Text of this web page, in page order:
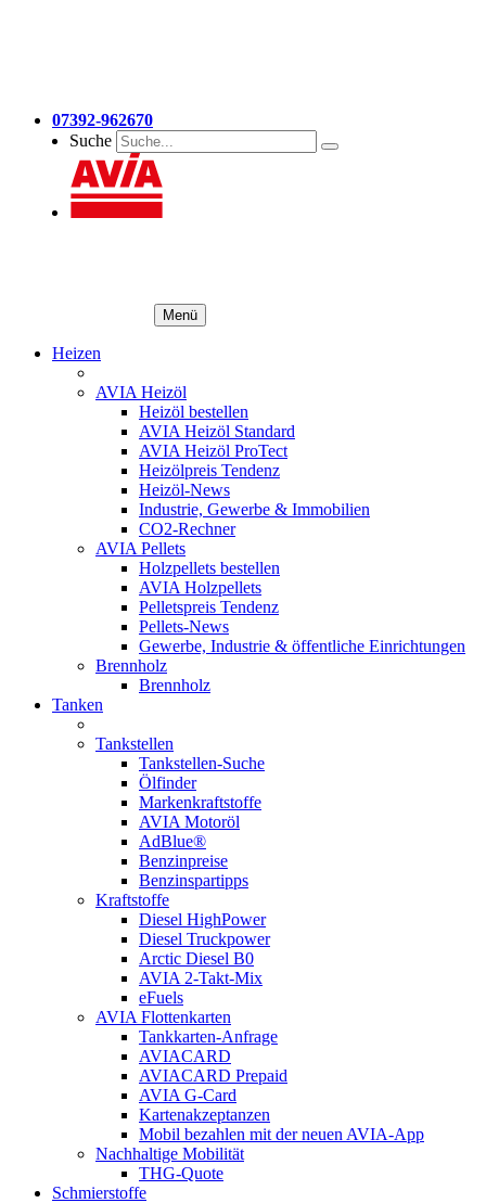
07392-962670
Suche
Menü
Heizen
AVIA Heizöl
Heizöl bestellen
AVIA Heizöl Standard
AVIA Heizöl ProTect
Heizölpreis Tendenz
Heizöl-News
Industrie, Gewerbe & Immobilien
CO2-Rechner
AVIA Pellets
Holzpellets bestellen
AVIA Holzpellets
Pelletspreis Tendenz
Pellets-News
Gewerbe, Industrie & öffentliche Einrichtungen
Brennholz
Brennholz
Tanken
Tankstellen
Tankstellen-Suche
Ölfinder
Markenkraftstoffe
AVIA Motoröl
AdBlue®
Benzinpreise
Benzinspartipps
Kraftstoffe
Diesel HighPower
Diesel Truckpower
Arctic Diesel B0
AVIA 2-Takt-Mix
eFuels
AVIA Flottenkarten
Tankkarten-Anfrage
AVIACARD
AVIACARD Prepaid
AVIA G-Card
Kartenakzeptanzen
Mobil bezahlen mit der neuen AVIA-App
Nachhaltige Mobilität
THG-Quote
Schmierstoffe